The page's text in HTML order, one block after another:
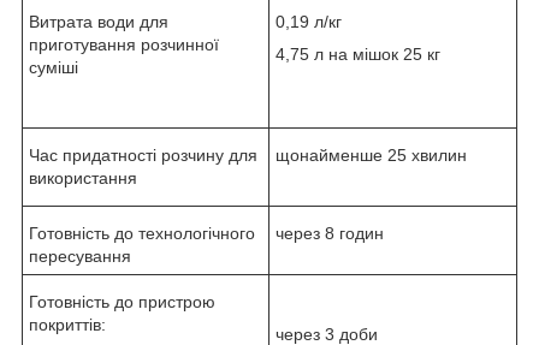
Витрата води для
приготування розчинної
суміші
0,19 л/кг
4,75 л на мішок 25 кг
Час придатності розчину для
використання
щонайменше 25 хвилин
Готовність до технологічного
пересування
через 8 годин
Готовність до пристрою
покриттів:
через 3 доби